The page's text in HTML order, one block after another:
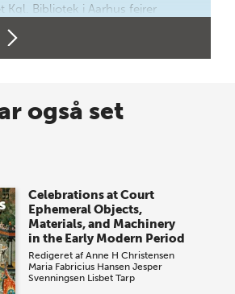
Kgl. Bibliotek i Aarhus fejrer
nyes…
70% til sommer-
også set
Celebrations at Court
Ephemeral Objects,
Materials, and Machinery
in the Early Modern Period
Redigeret afAnne H Christensen
Maria Fabricius Hansen Jesper
Svenningsen Lisbet Tarp